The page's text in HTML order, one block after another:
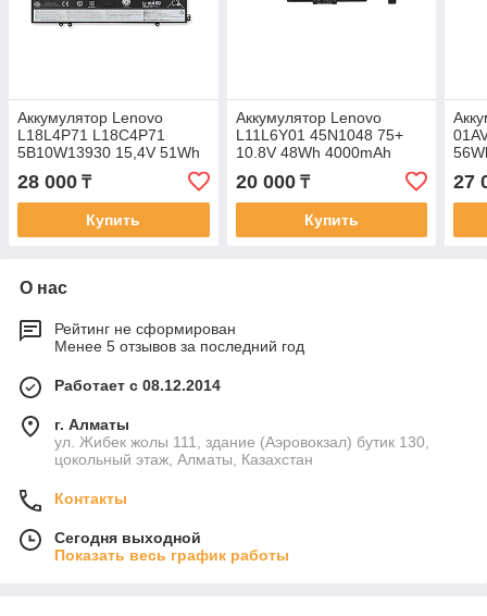
Аккумулятор Lenovo
L18L4P71 L18C4P71
5B10W13930 15,4V 51Wh
****mAh ThinkPad X1
YOGA GEN 5-20 батарея
28 000 ₸
Купить
Аккумулятор Lenovo
L11L6Y01 45N1048 75+
10.8V 48Wh 4000mAh
ThinkPad B480 B490 B580
B590 E530 батарея
20 000₸
Купить
27
О нас
Рейтинг не сформирован
Менее 5 отзывов за последний год
Работает с 08.12.2014
г. Алматы
ул. Жибек жолы 111, здание (Аэровокзал) бутик 130,
цокольный этаж, Алматы, Казахстан
Контакты
Сегодня выходной
Показать весь график работы